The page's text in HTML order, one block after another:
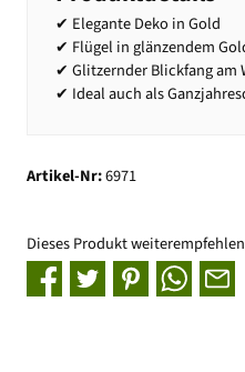
✔ Elegante Deko in Gold
✔ Flügel in glänzendem
✔ Glitzernder Blickfang am
✔ Ideal auch als
Artikel-Nr:6971
Dieses Produkt